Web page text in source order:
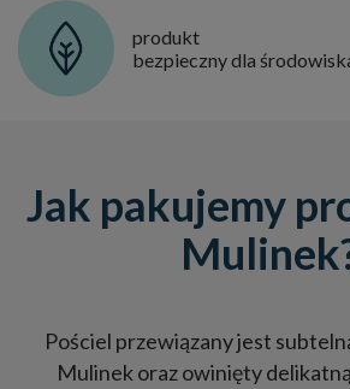
produkt
bezpieczny dla
Jak pakujemy
Pościel przewiązany jest
Mulinek oraz owinięty